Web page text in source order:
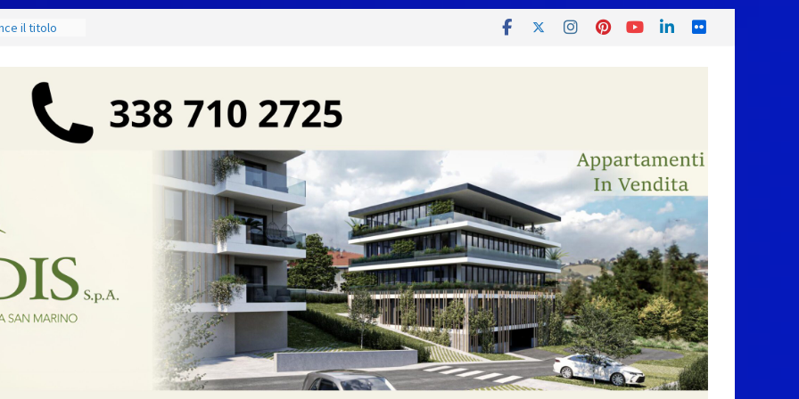
il titolo
e di mare
Giovedì
estreme
Contest:
2026-